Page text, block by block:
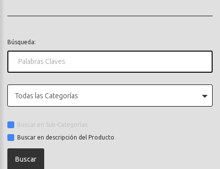
Búsqueda:
Todas las Categorías
Buscar en Sub-Categorías
Buscar en descripción del Producto